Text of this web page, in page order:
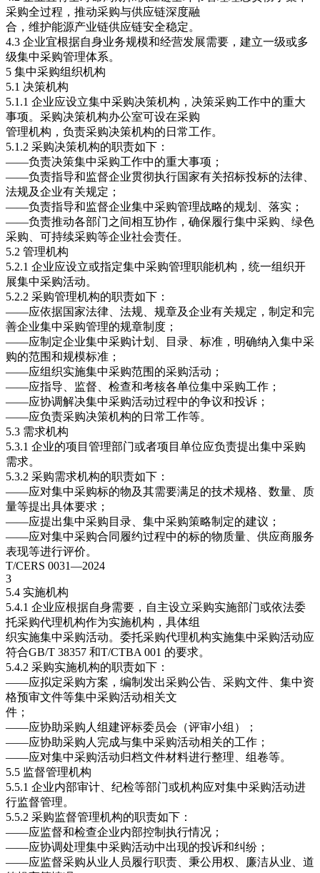
采购全过程，推动采购与供应链深度融
合，维护能源产业链供应链安全稳定。
4.3 企业宜根据自身业务规模和经营发展需要，建立一级或多
级集中采购管理体系。
5 集中采购组织机构
5.1 决策机构
5.1.1 企业应设立集中采购决策机构，决策采购工作中的重大
事项。采购决策机构办公室可设在采购
管理机构，负责采购决策机构的日常工作。
5.1.2 采购决策机构的职责如下：
——负责决策集中采购工作中的重大事项；
——负责指导和监督企业贯彻执行国家有关招标投标的法律、
法规及企业有关规定；
——负责指导和监督企业集中采购管理战略的规划、落实；
——负责推动各部门之间相互协作，确保履行集中采购、绿色
采购、可持续采购等企业社会责任。
5.2 管理机构
5.2.1 企业应设立或指定集中采购管理职能机构，统一组织开
展集中采购活动。
5.2.2 采购管理机构的职责如下：
——应依据国家法律、法规、规章及企业有关规定，制定和完
善企业集中采购管理的规章制度；
——应制定企业集中采购计划、目录、标准，明确纳入集中采
购的范围和规模标准；
——应组织实施集中采购范围的采购活动；
——应指导、监督、检查和考核各单位集中采购工作；
——应协调解决集中采购活动过程中的争议和投诉；
——应负责采购决策机构的日常工作等。
5.3 需求机构
5.3.1 企业的项目管理部门或者项目单位应负责提出集中采购
需求。
5.3.2 采购需求机构的职责如下：
——应对集中采购标的物及其需要满足的技术规格、数量、质
量等提出具体要求；
——应提出集中采购目录、集中采购策略制定的建议；
——应对集中采购合同履约过程中的标的物质量、供应商服务
表现等进行评价。
T/CERS 0031—2024
3
5.4 实施机构
5.4.1 企业应根据自身需要，自主设立采购实施部门或依法委
托采购代理机构作为实施机构，具体组
织实施集中采购活动。委托采购代理机构实施集中采购活动应
符合GB/T 38357 和T/CTBA 001 的要求。
5.4.2 采购实施机构的职责如下：
——应拟定采购方案，编制发出采购公告、采购文件、集中资
格预审文件等集中采购活动相关文
件；
——应协助采购人组建评标委员会（评审小组）；
——应协助采购人完成与集中采购活动相关的工作；
——应对集中采购活动归档文件材料进行整理、组卷等。
5.5 监督管理机构
5.5.1 企业内部审计、纪检等部门或机构应对集中采购活动进
行监督管理。
5.5.2 采购监督管理机构的职责如下：
——应监督和检查企业内部控制执行情况；
——应协调处理集中采购活动中出现的投诉和纠纷；
——应监督采购从业人员履行职责、秉公用权、廉洁从业、道